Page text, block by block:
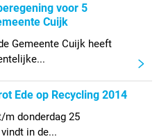
voor 5
Cuijk
Gemeente Cuijk heeft
Ede op Recycling 2014
m donderdag 25
in de...